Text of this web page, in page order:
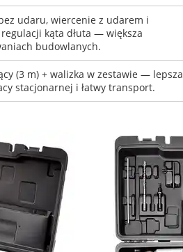
udaru, wiercenie z udarem i
kąta dłuta — większa
budowlanych.
(3 m) + walizka w zestawie — lepsza
stacjonarnej i łatwy transport.